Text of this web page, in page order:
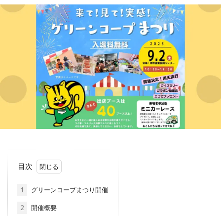
目次
1 グリーンコープまつり開催
2 開催概要